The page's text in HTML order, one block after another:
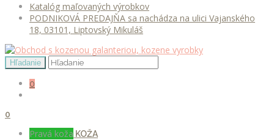
Katalóg maľovaných výrobkov
PODNIKOVÁ PREDAJŇA sa nachádza na ulici Vajanského
18, 03101, Liptovský Mikuláš
0
0
Pravá koža KOŽA